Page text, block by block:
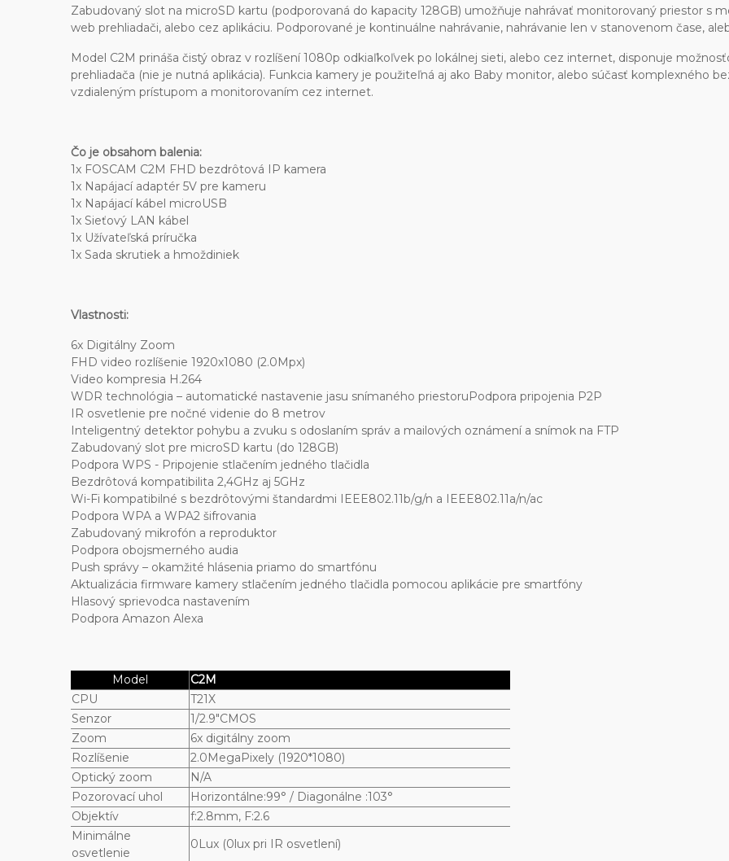
Zabudovaný slot na microSD kartu (podporovaná do kapacity 128GB) umožňuje nahrávať monitorovaný priestor s
web prehliadači, alebo cez aplikáciu. Podporované je kontinuálne nahrávanie, nahrávanie len v stanovenom čase,
Model C2M prináša čistý obraz v rozlíšení 1080p odkiaľkoľvek po lokálnej sieti, alebo cez internet, disponuje
prehliadača (nie je nutná aplikácia). Funkcia kamery je použiteľná aj ako Baby monitor, alebo súčasť komplexného
vzdialeným prístupom a monitorovaním cez internet.
Čo je obsahom balenia:
1x FOSCAM C2M FHD bezdrôtová IP kamera
1x Napájací adaptér 5V pre kameru
1x Napájací kábel microUSB
1x Sieťový LAN kábel
1x Užívateľská príručka
1x Sada skrutiek a hmoždiniek
Vlastnosti:
6x Digitálny Zoom
FHD video rozlíšenie 1920x1080 (2.0Mpx)
Video kompresia H.264
WDR technológia – automatické nastavenie jasu snímaného priestoruPodpora pripojenia P2P
IR osvetlenie pre nočné videnie do 8 metrov
Inteligentný detektor pohybu a zvuku s odoslaním správ a mailových oznámení a snímok na FTP
Zabudovaný slot pre microSD kartu (do 128GB)
Podpora WPS - Pripojenie stlačením jedného tlačidla
Bezdrôtová kompatibilita 2,4GHz aj 5GHz
Wi-Fi kompatibilné s bezdrôtovými štandardmi IEEE802.11b/g/n a IEEE802.11a/n/ac
Podpora WPA a WPA2 šifrovania
Zabudovaný mikrofón a reproduktor
Podpora obojsmerného audia
Push správy – okamžité hlásenia priamo do smartfónu
Aktualizácia firmware kamery stlačením jedného tlačidla pomocou aplikácie pre smartfóny
Hlasový sprievodca nastavením
Podpora Amazon Alexa
Model
C2M
CPU
T21X
Senzor
1/2.9"CMOS
Zoom
6x digitálny zoom
Rozlíšenie
2.0MegaPixely (1920*1080)
Optický zoom
N/A
Pozorovací uhol
Horizontálne:99° / Diagonálne :103°
Objektív
f:2.8mm, F:2.6
Minimálne
osvetlenie
0Lux (0lux pri IR osvetlení)